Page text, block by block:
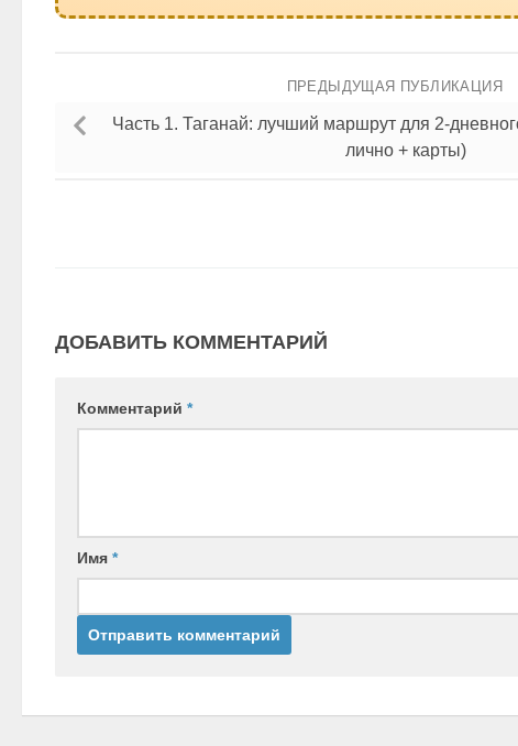
ПРЕДЫДУЩАЯ ПУБЛИКАЦИЯ
Часть 1. Таганай: лучший маршрут для 2-
лично + карты)
ДОБАВИТЬ КОММЕНТАРИЙ
Комментарий *
Имя *